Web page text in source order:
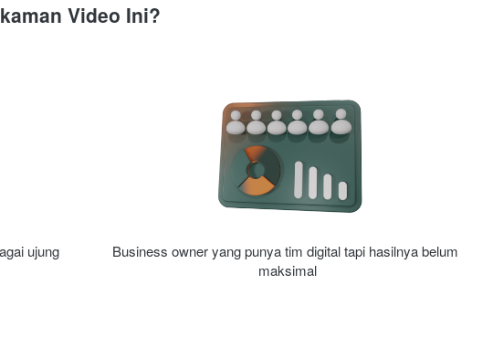
Video Ini?
ujung
Business owner yang punya tim digital tapi hasilnya belum
maksimal